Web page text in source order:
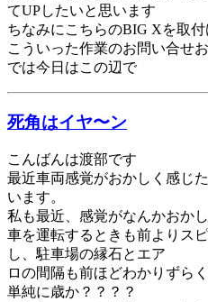
てUPしたいと思います
ちなみにこちらのBIG Xを取
こういった作業のお問い合せ
では今日はこの辺で
死角はイヤ〜ン
こんばんは渡部です
最近車両感覚がおかしく感じ
います。
私も最近、感覚がなんかおか
車を運転するときも前よりス
し、駐車場の縁石とエア
ロの間隔も前ほどわかりずら
単純に歳か？？？？